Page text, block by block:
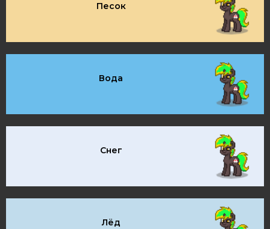
Песок
Вода
Снег
Лёд